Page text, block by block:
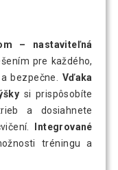
– nastaviteľná
pre každého,
bezpečne. Vďaka
si prispôsobíte
a dosiahnete
Integrované
tréningu a